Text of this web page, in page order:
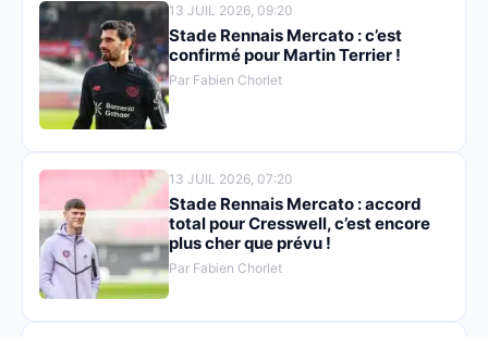
13 JUIL 2026, 09:20
Stade Rennais Mercato : c’est
confirmé pour Martin Terrier !
Par Fabien Chorlet
13 JUIL 2026, 07:20
Stade Rennais Mercato : accord
total pour Cresswell, c’est encore
plus cher que prévu !
Par Fabien Chorlet